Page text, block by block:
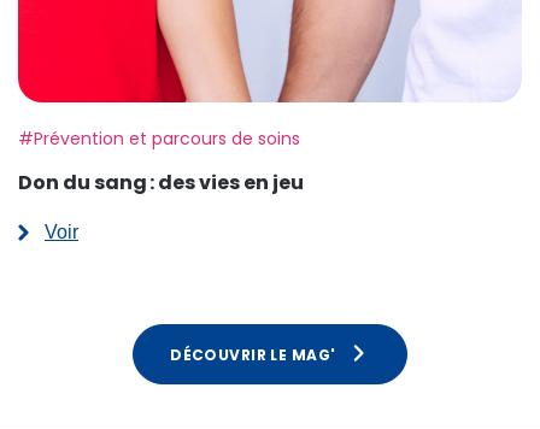
Etiquette:
#Prévention et parcours de soins
Don du sang : des vies en jeu
Voir
:
DÉCOUVRIR LE MAG'